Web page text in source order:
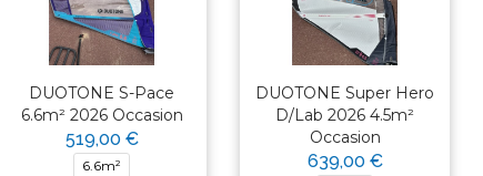
DUOTONE S-Pace
6.6m² 2026 Occasion
519,00 €
6.6m²
DUOTONE Super Hero
D/Lab 2026 4.5m²
Occasion
639,00 €